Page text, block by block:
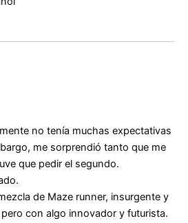
no tenía muchas expectativas
me sorprendió tanto que me
que pedir el segundo.
de Maze runner, insurgente y
con algo innovador y futurista.